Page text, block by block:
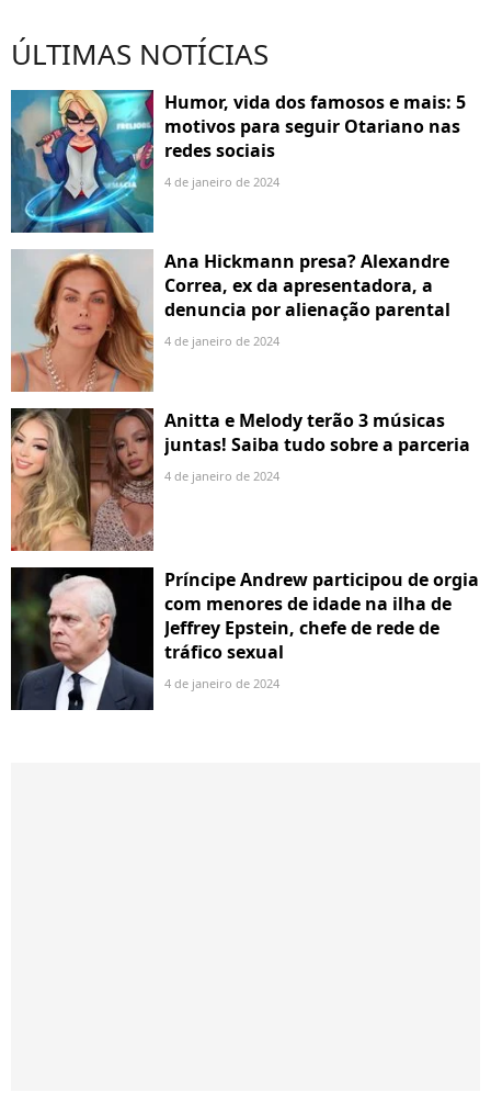
ÚLTIMAS NOTÍCIAS
Humor, vida dos famosos e mais: 5
motivos para seguir Otariano nas
redes sociais
4 de janeiro de 2024
Ana Hickmann presa? Alexandre
Correa, ex da apresentadora, a
denuncia por alienação parental
4 de janeiro de 2024
Anitta e Melody terão 3 músicas
juntas! Saiba tudo sobre a parceria
4 de janeiro de 2024
Príncipe Andrew participou de orgia
com menores de idade na ilha de
Jeffrey Epstein, chefe de rede de
tráfico sexual
4 de janeiro de 2024